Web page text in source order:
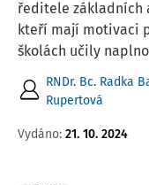
ředitele základních
kteří mají motivaci
školách učily
RNDr. Bc. Radka
Rupertová
Vydáno: 21. 10. 2024